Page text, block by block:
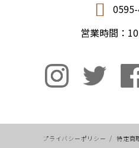
営業時間：
プライバシーポリシー / 特定商